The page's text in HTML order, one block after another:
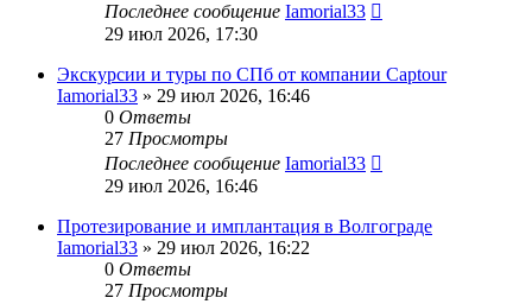
Последнее сообщение Iamorial33
29 июл 2026, 17:30
Экскурсии и туры по СПб от компании Captour
Iamorial33 » 29 июл 2026, 16:46
0 Ответы
27 Просмотры
Последнее сообщение Iamorial33
29 июл 2026, 16:46
Протезирование и имплантация в Волгограде
Iamorial33 » 29 июл 2026, 16:22
0 Ответы
27 Просмотры